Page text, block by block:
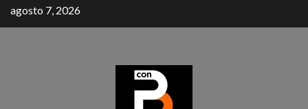
agosto 7, 2026